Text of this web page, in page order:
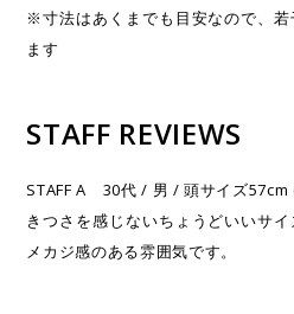
※寸法はあくまでも目安なので、
ます
STAFF REVIEWS
STAFF A 30代 / 男 / 頭サイズ57cm
きつさを感じないちょうどいいサ
メカジ感のある雰囲気です。